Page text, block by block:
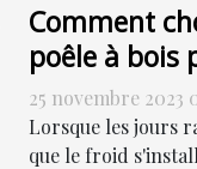
Comment
poêle à bois
habitation
25 novembre 2023
Lorsque les jours
que le froid